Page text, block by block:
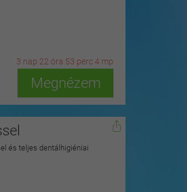
3 nap 22 óra 53 perc2 mp
Megnézem
és teljes dentálhigiéniai